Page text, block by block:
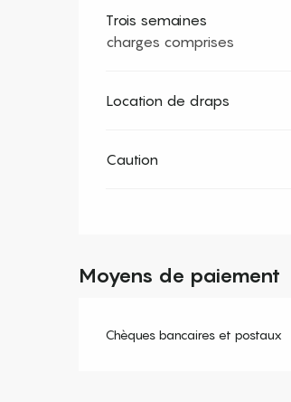
Trois semaines
charges comprises
Location de draps
Caution
Moyens de paiement
Chèques bancaires et postaux